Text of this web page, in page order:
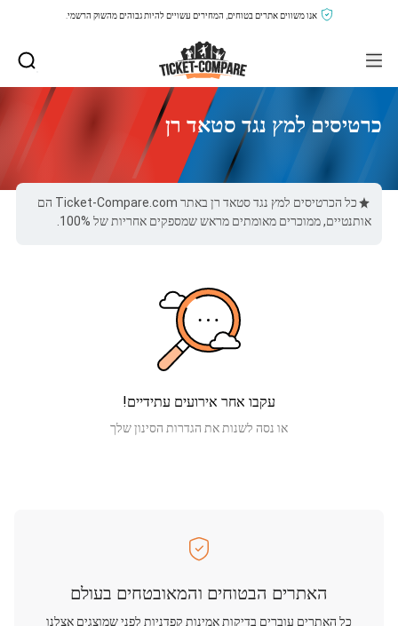
אנו משווים אתרים בטוחים, המחירים עשויים להיות גבוהים מהשוק הרשמי.
כרטיסים למץ נגד סטאד רן
כל הכרטיסים למץ נגד סטאד רן באתר Ticket-Compare.com הם
אותנטיים, ממוכרים מאומתים מראש שמספקים אחריות של 100%.
עקבו אחר אירועים עתידיים!
או נסה לשנות את הגדרות הסינון שלך
האתרים הבטוחים והמאובטחים בעולם
כל האתרים עוברים בדיקות אמינות קפדניות לפני שמוצגים אצלנו